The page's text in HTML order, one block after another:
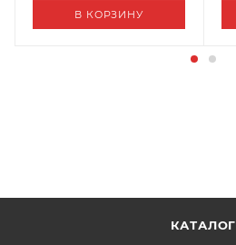
В КОРЗИНУ
КАТАЛОГ